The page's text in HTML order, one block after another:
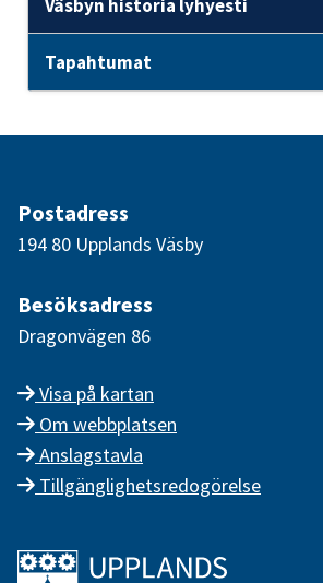
Väsbyn historia lyhyesti
Tapahtumat
Postadress
194 80 Upplands Väsby
Besöksadress
Dragonvägen 86
Visa på kartan
Om webbplatsen
Anslagstavla
Tillgänglighetsredogörelse